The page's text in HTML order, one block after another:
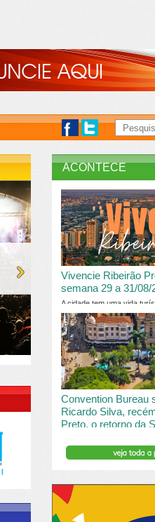
ACONTECE
Vivencie Ribeirão
semana 29 a 31/08/
A cidade tem uma vida
vai desde o turismo de
passaros....
Convention Bureau
Ricardo Silva,
Preto, o retorno da
O Ribeirão Preto e Região